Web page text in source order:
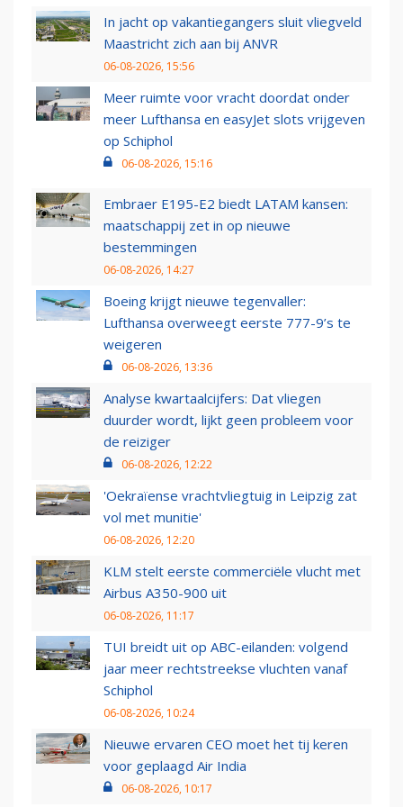
In jacht op vakantiegangers sluit vliegveld
Maastricht zich aan bij ANVR
06-08-2026, 15:56
Meer ruimte voor vracht doordat onder
meer Lufthansa en easyJet slots vrijgeven
op Schiphol
06-08-2026, 15:16
Embraer E195-E2 biedt LATAM kansen:
maatschappij zet in op nieuwe
bestemmingen
06-08-2026, 14:27
Boeing krijgt nieuwe tegenvaller:
Lufthansa overweegt eerste 777-9’s te
weigeren
06-08-2026, 13:36
Analyse kwartaalcijfers: Dat vliegen
duurder wordt, lijkt geen probleem voor
de reiziger
06-08-2026, 12:22
'Oekraïense vrachtvliegtuig in Leipzig zat
vol met munitie'
06-08-2026, 12:20
KLM stelt eerste commerciële vlucht met
Airbus A350-900 uit
06-08-2026, 11:17
TUI breidt uit op ABC-eilanden: volgend
jaar meer rechtstreekse vluchten vanaf
Schiphol
06-08-2026, 10:24
Nieuwe ervaren CEO moet het tij keren
voor geplaagd Air India
06-08-2026, 10:17